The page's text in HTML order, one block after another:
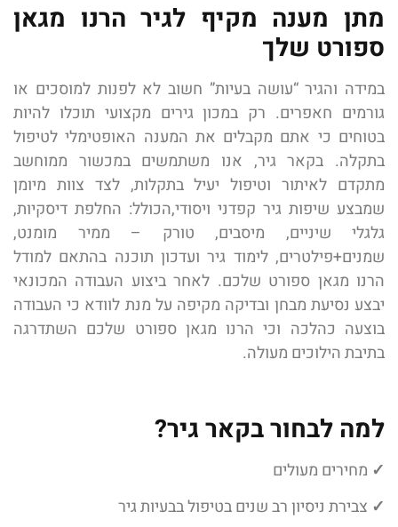
מתן מענה מקיף לגיר הרנו מגאן
ספורט שלך
במידה והגיר “עושה בעיות” חשוב לא לפנות למוסכים או
גורמים חאפרים. רק במכון גירים מקצועי תוכלו להיות
בטוחים כי אתם מקבלים את המענה האופטימלי לטיפול
בתקלה. בקאר גיר, אנו משתמשים במכשור ממוחשב
מתקדם לאיתור וטיפול יעיל בתקלות, לצד צוות מיומן
שמבצע שיפות גיר קפדני ויסודי,הכולל: החלפת דיסקיות,
גלגלי שיניים, מיסבים, טורק – ממיר מומנט,
שמנים+פילטרים, לימוד גיר ועדכון תוכנה בהתאם למודל
הרנו מגאן ספורט שלכם. לאחר ביצוע העבודה המכונאי
יבצע נסיעת מבחן ובדיקה מקיפה על מנת לוודא כי העבודה
בוצעה כהלכה וכי הרנו מגאן ספורט שלכם השתדרגה
בתיבת הילוכים מעולה.
למה לבחור בקאר גיר?
✓ מחירים מעולים
✓ צבירת ניסיון רב שנים בטיפול בבעיות גיר